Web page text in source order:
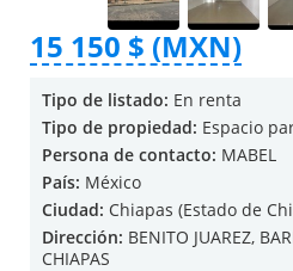
15 150 $ (MXN)
Tipo de listado: En renta
Tipo de propiedad: Espacio
Persona de contacto: MABEL
País: México
Ciudad: Chiapas (Estado de
Dirección: BENITO JUAREZ,
CHIAPAS